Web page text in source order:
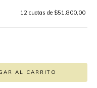
12 cuotas de $51.800,00